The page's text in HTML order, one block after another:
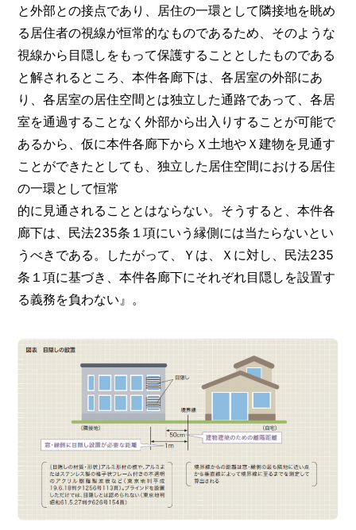
と外部との接点であり、居住の一環として隣接地を眺め
る居住者の視線が恒常的なものであるため、そのような
視線から目隠しをもって保護することとしたものである
と解されるところ、本件各廊下は、各居室の外部にあ
り、各居室の居住空間とは独立した通路であって、各居
室を通過することなく外部から出入りすることが可能で
あるから、仮に本件各廊下からＸ土地やＸ建物を見通す
ことができたとしても、独立した居住空間における居住
の一環として恒常
的に見通されることとはならない。そうすると、本件各
廊下は、民法235条１項にいう縁側には当たらないとい
うべきである。したがって、Ｙは、Ｘに対し、民法235
条１項に基づき、本件各廊下にそれぞれ目隠しを設置す
る義務を負わない』。